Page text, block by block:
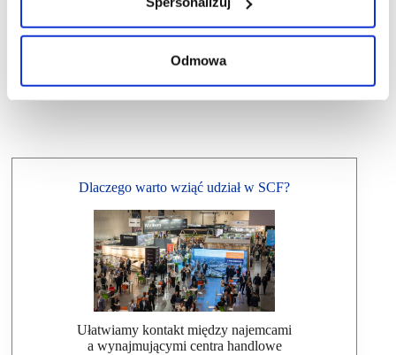
Odmowa
Dlaczego warto wziąć udział w SCF?
Ułatwiamy kontakt między najemcami
a wynajmującymi centra handlowe